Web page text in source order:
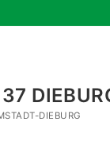
DIEBURG